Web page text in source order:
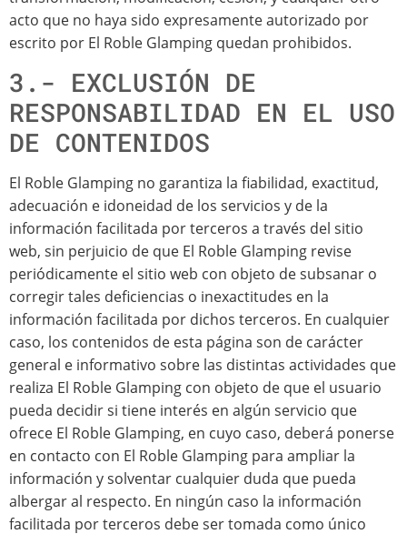
acto que no haya sido expresamente autorizado por
escrito por El Roble Glamping quedan prohibidos.
3.- EXCLUSIÓN DE
RESPONSABILIDAD EN EL USO
DE CONTENIDOS
El Roble Glamping no garantiza la fiabilidad, exactitud,
adecuación e idoneidad de los servicios y de la
información facilitada por terceros a través del sitio
web, sin perjuicio de que El Roble Glamping revise
periódicamente el sitio web con objeto de subsanar o
corregir tales deficiencias o inexactitudes en la
información facilitada por dichos terceros. En cualquier
caso, los contenidos de esta página son de carácter
general e informativo sobre las distintas actividades que
realiza El Roble Glamping con objeto de que el usuario
pueda decidir si tiene interés en algún servicio que
ofrece El Roble Glamping, en cuyo caso, deberá ponerse
en contacto con El Roble Glamping para ampliar la
información y solventar cualquier duda que pueda
albergar al respecto. En ningún caso la información
facilitada por terceros debe ser tomada como único